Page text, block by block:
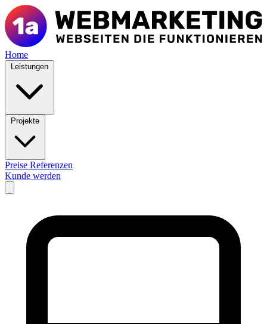
Home
Leistungen
Projekte
Preise Referenzen
Kunde werden